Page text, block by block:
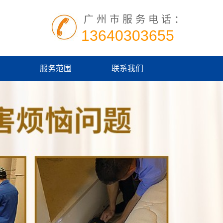
广州市服务电话：
13640303655
服务范围 联系我们